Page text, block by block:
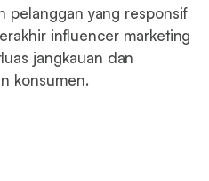
pelanggan yang responsif
influencer marketing
jangkauan dan
konsumen.